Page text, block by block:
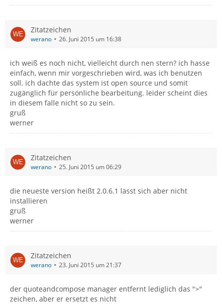
Zitatzeichen
werano 26. Juni 2015 um 16:38
ich weiß es noch nicht, vielleicht durch nen stern? ich hasse
einfach, wenn mir vorgeschrieben wird, was ich benutzen
soll. ich dachte das system ist open source und somit
zugänglich für persönliche bearbeitung. leider scheint dies
in diesem falle nicht so zu sein.
gruß
werner
Zitatzeichen
werano 25. Juni 2015 um 06:29
die neueste version heißt 2.0.6.1 lässt sich aber nicht
installieren
gruß
werner
Zitatzeichen
werano 23. Juni 2015 um 21:37
der quoteandcompose manager entfernt lediglich das ">"
zeichen, aber er ersetzt es nicht